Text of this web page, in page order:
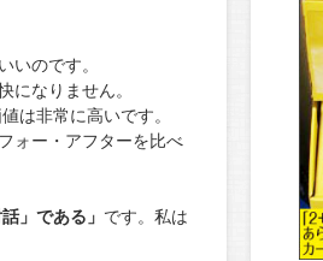
いのです。
になりません。
は非常に高いです。
ォー・アフターを比べ
」である」 です。私は